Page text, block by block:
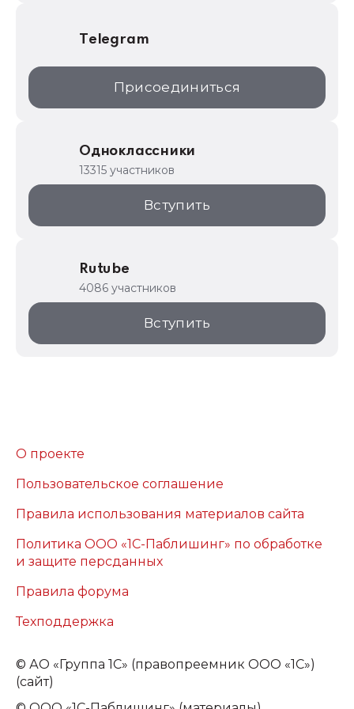
Telegram
Присоединиться
Одноклассники
13315 участников
Вступить
Rutube
4086 участников
Вступить
О проекте
Пользовательское соглашение
Правила использования материалов сайта
Политика ООО «1С-Паблишинг» по обработке
и защите персданных
Правила форума
Техподдержка
© АО «Группа 1С» (правопреемник ООО «1С»)
(сайт)